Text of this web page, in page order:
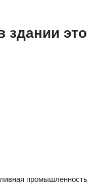
здании это
промышленность